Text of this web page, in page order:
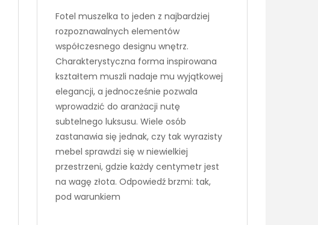
Fotel muszelka to jeden z najbardziej
rozpoznawalnych elementów
współczesnego designu wnętrz.
Charakterystyczna forma inspirowana
kształtem muszli nadaje mu wyjątkowej
elegancji, a jednocześnie pozwala
wprowadzić do aranżacji nutę
subtelnego luksusu. Wiele osób
zastanawia się jednak, czy tak wyrazisty
mebel sprawdzi się w niewielkiej
przestrzeni, gdzie każdy centymetr jest
na wagę złota. Odpowiedź brzmi: tak,
pod warunkiem